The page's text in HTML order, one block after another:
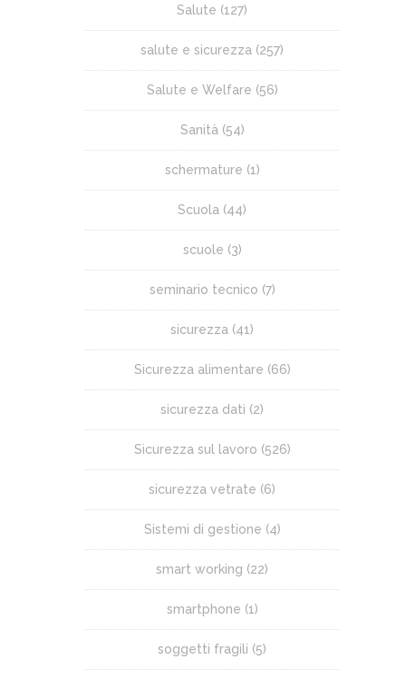
Salute (127)
salute e sicurezza (257)
Salute e Welfare (56)
Sanità (54)
schermature (1)
Scuola (44)
scuole (3)
seminario tecnico (7)
sicurezza (41)
Sicurezza alimentare (66)
sicurezza dati (2)
Sicurezza sul lavoro (526)
sicurezza vetrate (6)
Sistemi di gestione (4)
smart working (22)
smartphone (1)
soggetti fragili (5)